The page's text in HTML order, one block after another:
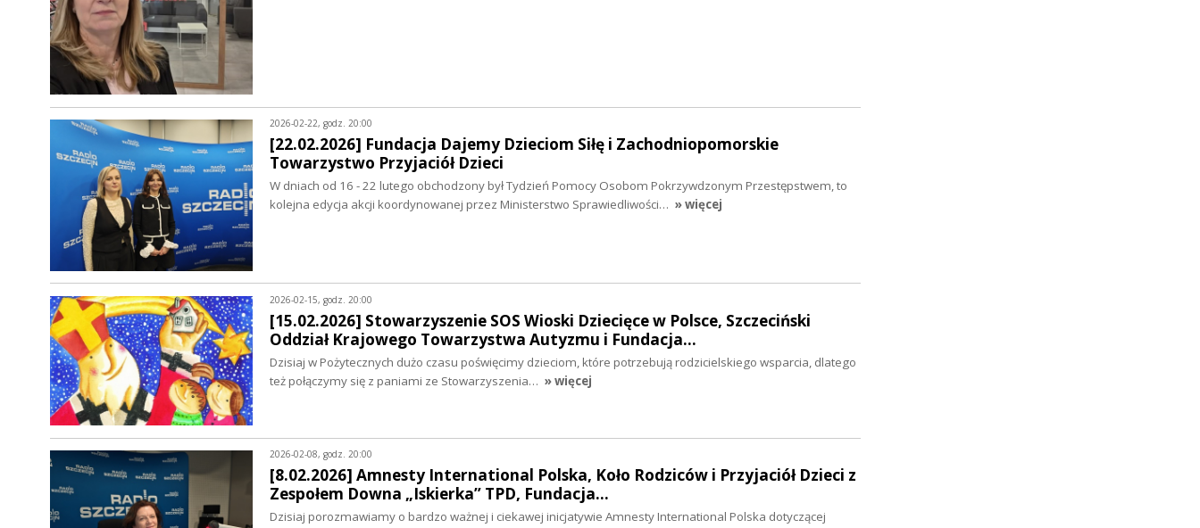
2026-02-22, godz. 20:00
[22.02.2026] Fundacja Dajemy Dzieciom Siłę i Zachodniopomorskie
Towarzystwo Przyjaciół Dzieci
W dniach od 16 - 22 lutego obchodzony był Tydzień Pomocy Osobom Pokrzywdzonym Przestępstwem, to
kolejna edycja akcji koordynowanej przez Ministerstwo Sprawiedliwości… » więcej
2026-02-15, godz. 20:00
[15.02.2026] Stowarzyszenie SOS Wioski Dziecięce w Polsce, Szczeciński
Oddział Krajowego Towarzystwa Autyzmu i Fundacja…
Dzisiaj w Pożytecznych dużo czasu poświęcimy dzieciom, które potrzebują rodzicielskiego wsparcia, dlatego
też połączymy się z paniami ze Stowarzyszenia… » więcej
2026-02-08, godz. 20:00
[8.02.2026] Amnesty International Polska, Koło Rodziców i Przyjaciół Dzieci z
Zespołem Downa „Iskierka” TPD, Fundacja…
Dzisiaj porozmawiamy o bardzo ważnej i ciekawej inicjatywie Amnesty International Polska dotyczącej